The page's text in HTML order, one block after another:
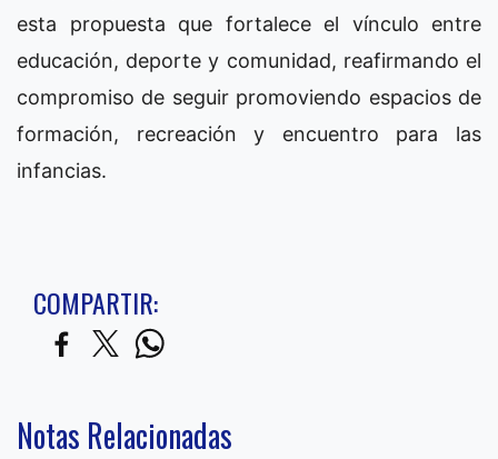
esta propuesta que fortalece el vínculo entre
educación, deporte y comunidad, reafirmando el
compromiso de seguir promoviendo espacios de
formación, recreación y encuentro para las
infancias.
COMPARTIR:
Notas Relacionadas